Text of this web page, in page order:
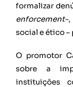
formalizar
enforcement-
social e ético –
O promotor
sobre a
instituições